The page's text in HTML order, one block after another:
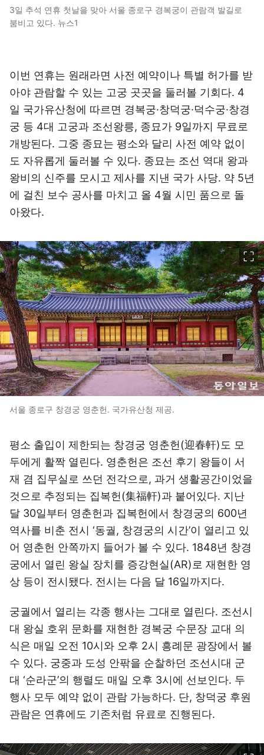
3일 추석 연휴 첫날을 맞아 서울 종로구 경복궁이 관람객 발길로
붐비고 있다. 뉴스1
이번 연휴는 원래라면 사전 예약이나 특별 허가를 받
아야 관람할 수 있는 고궁 곳곳을 둘러볼 기회다. 4
일 국가유산청에 따르면 경복궁·창덕궁·덕수궁·창경
궁 등 4대 고궁과 조선왕릉, 종묘가 9일까지 무료로
개방된다. 그중 종묘는 평소와 달리 사전 예약 없이
도 자유롭게 둘러볼 수 있다. 종묘는 조선 역대 왕과
왕비의 신주를 모시고 제사를 지낸 국가 사당. 약 5년
에 걸친 보수 공사를 마치고 올 4월 시민 품으로 돌
아왔다.
서울 종로구 창경궁 영춘헌. 국가유산청 제공.
평소 출입이 제한되는 창경궁 영춘헌(迎春軒)도 모
두에게 활짝 열린다. 영춘헌은 조선 후기 왕들이 서
재 겸 집무실로 쓰던 전각으로, 과거 생활공간이었을
것으로 추정되는 집복헌(集福軒)과 붙어있다. 지난
달 30일부터 영춘헌과 집복헌에서 창경궁의 600년
역사를 비춘 전시 ‘동궐, 창경궁의 시간’이 열리고 있
어 영춘헌 안쪽까지 들어가 볼 수 있다. 1848년 창경
궁에서 열린 왕실 장치를 증강현실(AR)로 재현한 영
상 등이 전시됐다. 전시는 다음 달 16일까지다.
궁궐에서 열리는 각종 행사는 그대로 열린다. 조선시
대 왕실 호위 문화를 재현한 경복궁 수문장 교대 의
식은 매일 오전 10시와 오후 2시 흥례문 광장에서 볼
수 있다. 궁중과 도성 안팎을 순찰하던 조선시대 군
대 ‘순라군’의 행렬도 매일 오후 3시에 선보인다. 두
행사 모두 예약 없이 관람 가능하다. 단, 창덕궁 후원
관람은 연휴에도 기존처럼 유료로 진행된다.